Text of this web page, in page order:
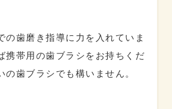
の歯磨き指導に力を入れていま
携帯用の歯ブラシをお持ちくだ
の歯ブラシでも構いません。